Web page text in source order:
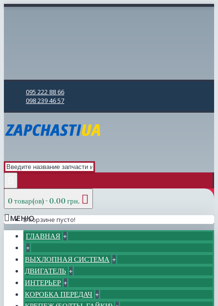
095 222 88 66
098 239 46 57
0 товар(ов) - 0.00 грн.
В корзине пусто!
МЕНЮ
ГЛАВНАЯ +
+
ВЫХЛОПНАЯ СИСТЕМА +
ДВИГАТЕЛЬ +
ИНТЕРЬЕР +
КОРОБКА ПЕРЕДАЧ +